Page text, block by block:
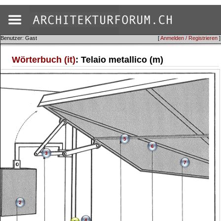
[Anmelden / Registrieren ]
Benutzer: Gast
Wörterbuch (it): Telaio metallico (m)
2
3
5
6
7